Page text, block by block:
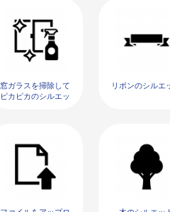
窓ガラスを掃除して
ピカピカのシルエッ
リボンのシルエ